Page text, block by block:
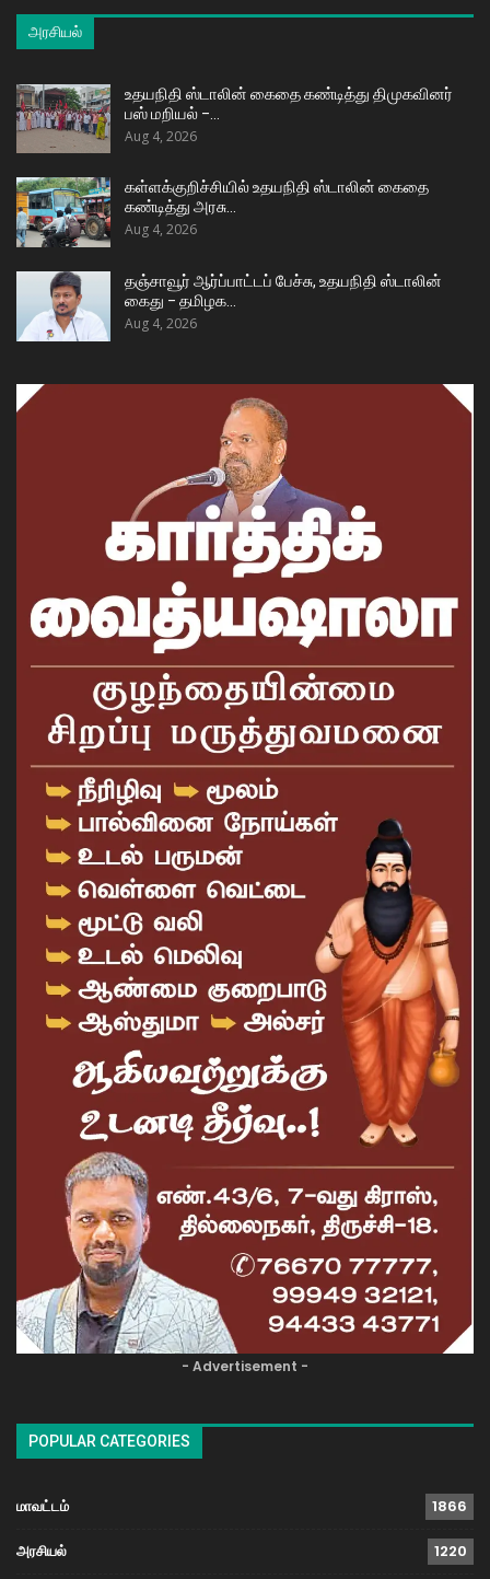
அரசியல்
உதயநிதி ஸ்டாலின் கைதை கண்டித்து திமுகவினர்
பஸ் மறியல் –…
Aug 4, 2026
கள்ளக்குறிச்சியில் உதயநிதி ஸ்டாலின் கைதை
கண்டித்து அரசு…
Aug 4, 2026
தஞ்சாவூர் ஆர்ப்பாட்டப் பேச்சு, உதயநிதி ஸ்டாலின்
கைது – தமிழக…
Aug 4, 2026
- Advertisement -
POPULAR CATEGORIES
மாவட்டம் 1866
அரசியல் 1220